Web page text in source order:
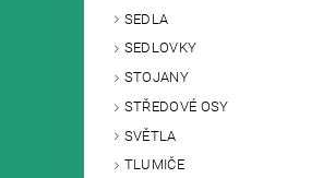
SEDLA
SEDLOVKY
STOJANY
STŘEDOVÉ OSY
SVĚTLA
TLUMIČE